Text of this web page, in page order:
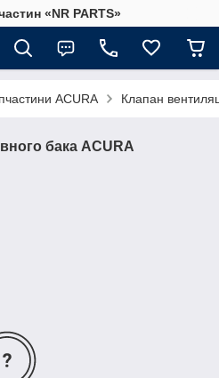
«NR PARTS»
ACURA Клапан
бака ACURA